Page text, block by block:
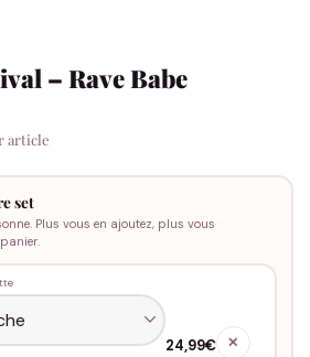
– Rave Babe
article
set
Plus vous en ajoutez, plus vous
24,99€ ✕